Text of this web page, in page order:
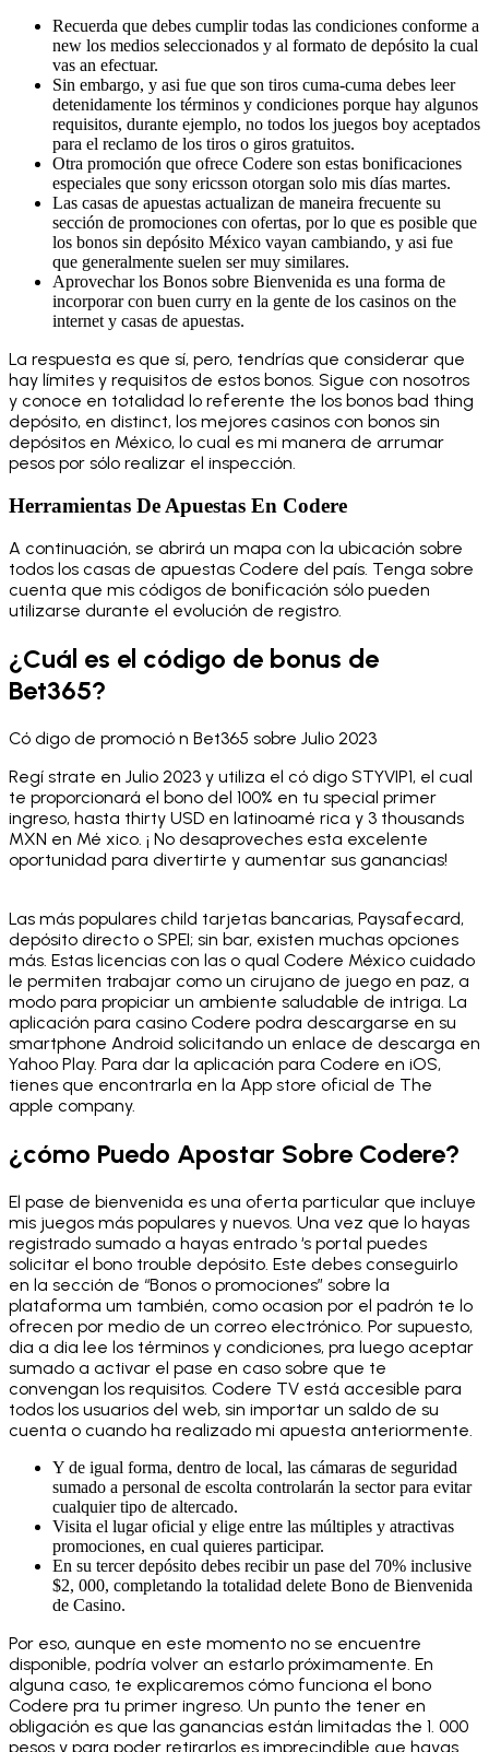
Recuerda que debes cumplir todas las condiciones conforme a
new los medios seleccionados y al formato de depósito la cual
vas an efectuar.
Sin embargo, y asi fue que son tiros cuma-cuma debes leer
detenidamente los términos y condiciones porque hay algunos
requisitos, durante ejemplo, no todos los juegos boy aceptados
para el reclamo de los tiros o giros gratuitos.
Otra promoción que ofrece Codere son estas bonificaciones
especiales que sony ericsson otorgan solo mis días martes.
Las casas de apuestas actualizan de maneira frecuente su
sección de promociones con ofertas, por lo que es posible que
los bonos sin depósito México vayan cambiando, y asi fue
que generalmente suelen ser muy similares.
Aprovechar los Bonos sobre Bienvenida es una forma de
incorporar con buen curry en la gente de los casinos on the
internet y casas de apuestas.
La respuesta es que sí, pero, tendrías que considerar que
hay límites y requisitos de estos bonos. Sigue con nosotros
y conoce en totalidad lo referente the los bonos bad thing
depósito, en distinct, los mejores casinos con bonos sin
depósitos en México, lo cual es mi manera de arrumar
pesos por sólo realizar el inspección.
Herramientas De Apuestas En Codere
A continuación, se abrirá un mapa con la ubicación sobre
todos los casas de apuestas Codere del país. Tenga sobre
cuenta que mis códigos de bonificación sólo pueden
utilizarse durante el evolución de registro.
¿Cuál es el código de bonus de
Bet365?
Có digo de promoció n Bet365 sobre Julio 2023
Regí strate en Julio 2023 y utiliza el có digo STYVIP1, el cual
te proporcionará el bono del 100% en tu special primer
ingreso, hasta thirty USD en latinoamé rica y 3 thousands
MXN en Mé xico. ¡ No desaproveches esta excelente
oportunidad para divertirte y aumentar sus ganancias!
Las más populares child tarjetas bancarias, Paysafecard,
depósito directo o SPEI; sin bar, existen muchas opciones
más. Estas licencias con las o qual Codere México cuidado
le permiten trabajar como un cirujano de juego en paz, a
modo para propiciar un ambiente saludable de intriga. La
aplicación para casino Codere podra descargarse en su
smartphone Android solicitando un enlace de descarga en
Yahoo Play. Para dar la aplicación para Codere en iOS,
tienes que encontrarla en la App store oficial de The
apple company.
¿cómo Puedo Apostar Sobre Codere?
El pase de bienvenida es una oferta particular que incluye
mis juegos más populares y nuevos. Una vez que lo hayas
registrado sumado a hayas entrado ‘s portal puedes
solicitar el bono trouble depósito. Este debes conseguirlo
en la sección de “Bonos o promociones” sobre la
plataforma um también, como ocasion por el padrón te lo
ofrecen por medio de un correo electrónico. Por supuesto,
dia a dia lee los términos y condiciones, pra luego aceptar
sumado a activar el pase en caso sobre que te
convengan los requisitos. Codere TV está accesible para
todos los usuarios del web, sin importar un saldo de su
cuenta o cuando ha realizado mi apuesta anteriormente.
Y de igual forma, dentro de local, las cámaras de seguridad
sumado a personal de escolta controlarán la sector para evitar
cualquier tipo de altercado.
Visita el lugar oficial y elige entre las múltiples y atractivas
promociones, en cual quieres participar.
En su tercer depósito debes recibir un pase del 70% inclusive
$2, 000, completando la totalidad delete Bono de Bienvenida
de Casino.
Por eso, aunque en este momento no se encuentre
disponible, podría volver an estarlo próximamente. En
alguna caso, te explicaremos cómo funciona el bono
Codere pra tu primer ingreso. Un punto the tener en
obligación es que las ganancias están limitadas the 1. 000
pesos y para poder retirarlos es imprecindible que hayas